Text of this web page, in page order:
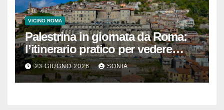
VICINO ROMA
Palestrina in giornata da Roma:
l’itinerario pratico per vedere
Santuario, Museo e centro
storico
23 GIUGNO 2026 SONIA